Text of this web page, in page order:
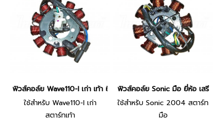
ฟิวส์คอล์ย Wave110-I เก่า เท้า ยี่ห้อ เสรี
ใช้สำหรับ Wave110-I เก่า
สตาร์ทเท้า
ฟิวส์คอล์ย Sonic มือ ยี่ห้อ เสรี
ใช้สำหรับ Sonic 2004 สตาร์ท
มือ